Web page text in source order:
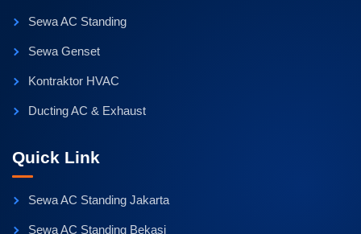
Sewa AC Standing
Sewa Genset
Kontraktor HVAC
Ducting AC & Exhaust
Quick Link
Sewa AC Standing Jakarta
Sewa AC Standing Bekasi